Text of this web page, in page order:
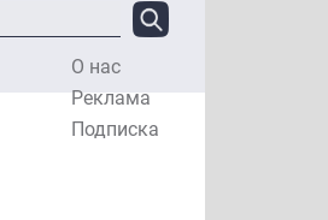
О нас
Реклама
Подписка